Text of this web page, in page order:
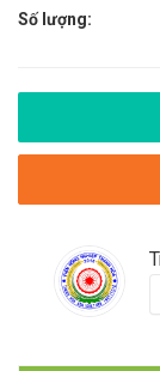
Số lượng: